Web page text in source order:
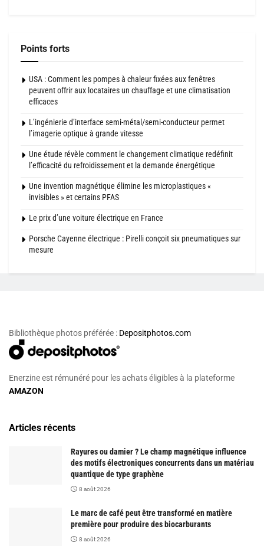
Points forts
USA : Comment les pompes à chaleur fixées aux fenêtres
peuvent offrir aux locataires un chauffage et une climatisation
efficaces
L’ingénierie d’interface semi-métal/semi-conducteur permet
l’imagerie optique à grande vitesse
Une étude révèle comment le changement climatique redéfinit
l’efficacité du refroidissement et la demande énergétique
Une invention magnétique élimine les microplastiques «
invisibles » et certains PFAS
Le prix d’une voiture électrique en France
Porsche Cayenne électrique : Pirelli conçoit six pneumatiques sur
mesure
Bibliothèque photos préférée : Depositphotos.com
Enerzine est rémunéré pour les achats éligibles à la plateforme
AMAZON
Articles récents
Rayures ou damier ? Le champ magnétique influence
des motifs électroniques concurrents dans un matériau
quantique de type graphène
8 août 2026
Le marc de café peut être transformé en matière
première pour produire des biocarburants
8 août 2026